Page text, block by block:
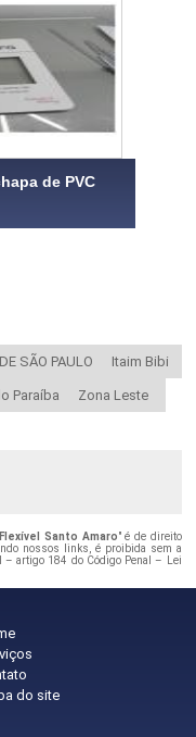
de PVC
SÃO PAULO Itaim Bibi
Paraíba Zona Leste
Santo Amaro" é de direito
nossos links, é proibida sem a
– artigo 184 do Código Penal –
Lei
do site